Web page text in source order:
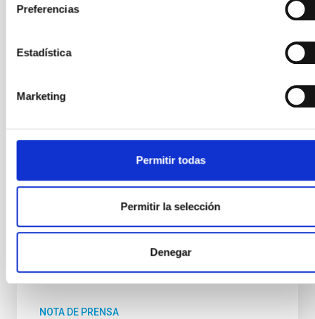
Preferencias
Estadística
Marketing
Permitir todas
Permitir la selección
Denegar
TIPO DE NOTICIA
CIENCIA Y TECNOLOGÍA
Formación y Evolución de Galaxias (FYEG)
Cosmología y Astropartículas (CYA)
Otras noticias relacionadas
NOTA DE PRENSA